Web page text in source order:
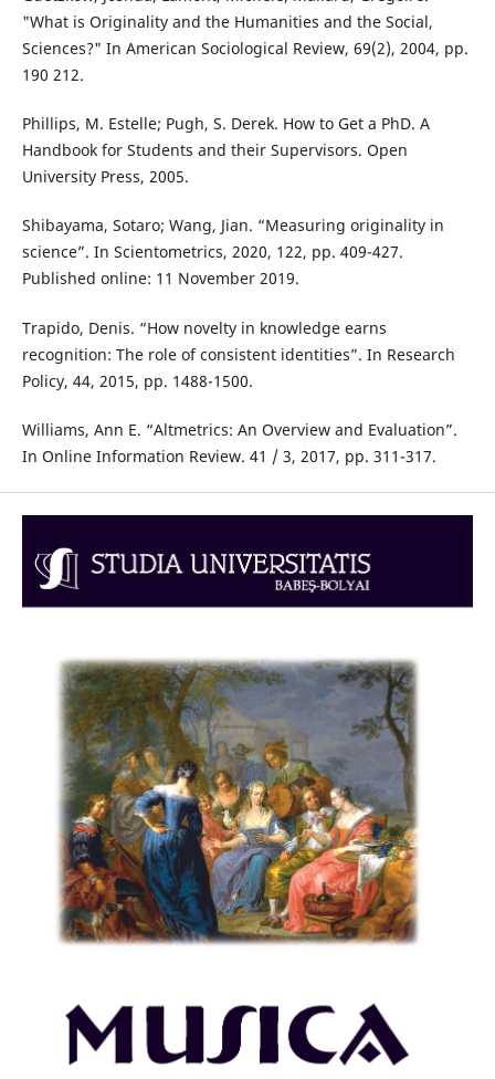
"What is Originality and the Humanities and the Social,
Sciences?" In American Sociological Review, 69(2), 2004, pp.
190 212.
Phillips, M. Estelle; Pugh, S. Derek. How to Get a PhD. A
Handbook for Students and their Supervisors. Open
University Press, 2005.
Shibayama, Sotaro; Wang, Jian. “Measuring originality in
science”. In Scientometrics, 2020, 122, pp. 409-427.
Published online: 11 November 2019.
Trapido, Denis. “How novelty in knowledge earns
recognition: The role of consistent identities”. In Research
Policy, 44, 2015, pp. 1488-1500.
Williams, Ann E. “Altmetrics: An Overview and Evaluation”.
In Online Information Review. 41 / 3, 2017, pp. 311-317.